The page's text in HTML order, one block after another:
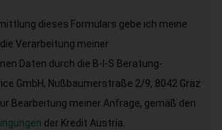
dieses Formulars gebe ich meine
Verarbeitung meiner
Daten durch die B-I-S Beratung-
GmbH, Nußbaumerstraße 2/9, 8042 Graz
Bearbeitung meiner Anfrage, gemäß den
der Kredit Austria.